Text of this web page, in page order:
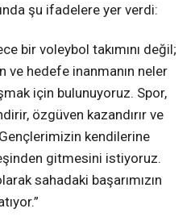
şu ifadelere yer verdi:
bir voleybol takımını değil;
ve hedefe inanmanın neler
için bulunuyoruz. Spor,
özgüven kazandırır ve
kendilerine
gitmesini istiyoruz.
sahadaki başarımızın